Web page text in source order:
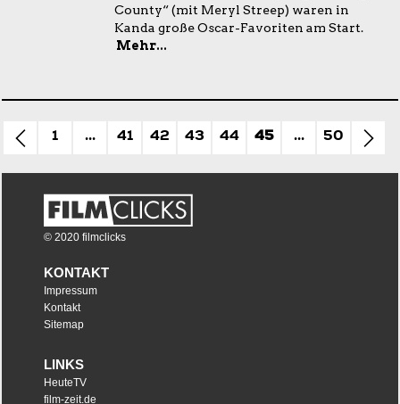
County“ (mit Meryl Streep) waren in
Kanda große Oscar-Favoriten am Start.
Mehr...
1 ... 41 42 43 44 45 ... 50
© 2020 filmclicks
KONTAKT
Impressum
Kontakt
Sitemap
LINKS
HeuteTV
film-zeit.de